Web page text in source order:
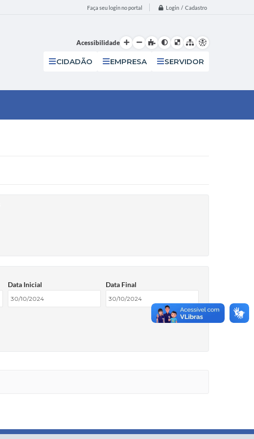
Faça seu login no portal Login / Cadastro
Acessibilidade
CIDADÃO EMPRESA SERVIDOR
Data Inicial Data Final